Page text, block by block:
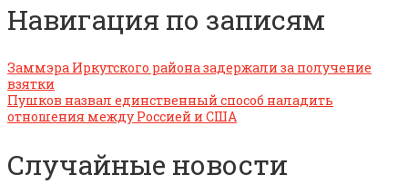
Навигация по записям
Заммэра Иркутского района задержали за получение
взятки
Пушков назвал единственный способ наладить
отношения между Россией и США
Случайные новости